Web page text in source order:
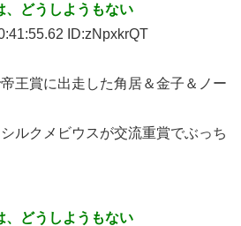
、どうしようもない
ID:zNpxkrQT
王賞に出走した角居＆金子＆ノー
ルクメビウスが交流重賞でぶっち
、どうしようもない